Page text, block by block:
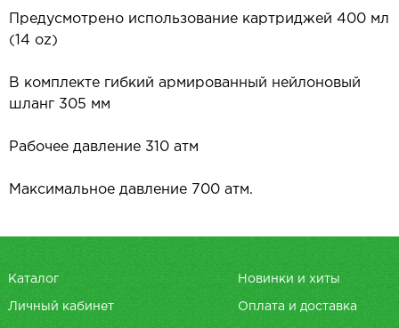
Предусмотрено использование картриджей 400 мл
(14 oz)
В комплекте гибкий армированный нейлоновый
шланг 305 мм
Рабочее давление 310 атм
Максимальное давление 700 атм.
Каталог Новинки и хиты
Личный кабинет Оплата и доставка